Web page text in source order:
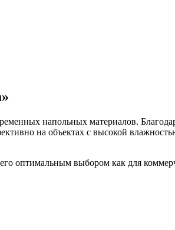
напольных материалов.
на объектах с высокой
его оптимальным выбором как для